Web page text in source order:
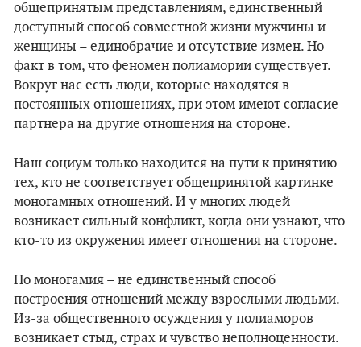
общепринятым представлениям, единственный
доступный способ совместной жизни мужчины и
женщины – единобрачие и отсутствие измен. Но
факт в том, что феномен полиамории существует.
Вокруг нас есть люди, которые находятся в
постоянных отношениях, при этом имеют согласие
партнера на другие отношения на стороне.
Наш социум только находится на пути к принятию
тех, кто не соответствует общепринятой картинке
моногамных отношений. И у многих людей
возникает сильный конфликт, когда они узнают, что
кто-то из окружения имеет отношения на стороне.
Но моногамия – не единственный способ
построения отношений между взрослыми людьми.
Из-за общественного осуждения у полиаморов
возникает стыд, страх и чувство неполноценности.